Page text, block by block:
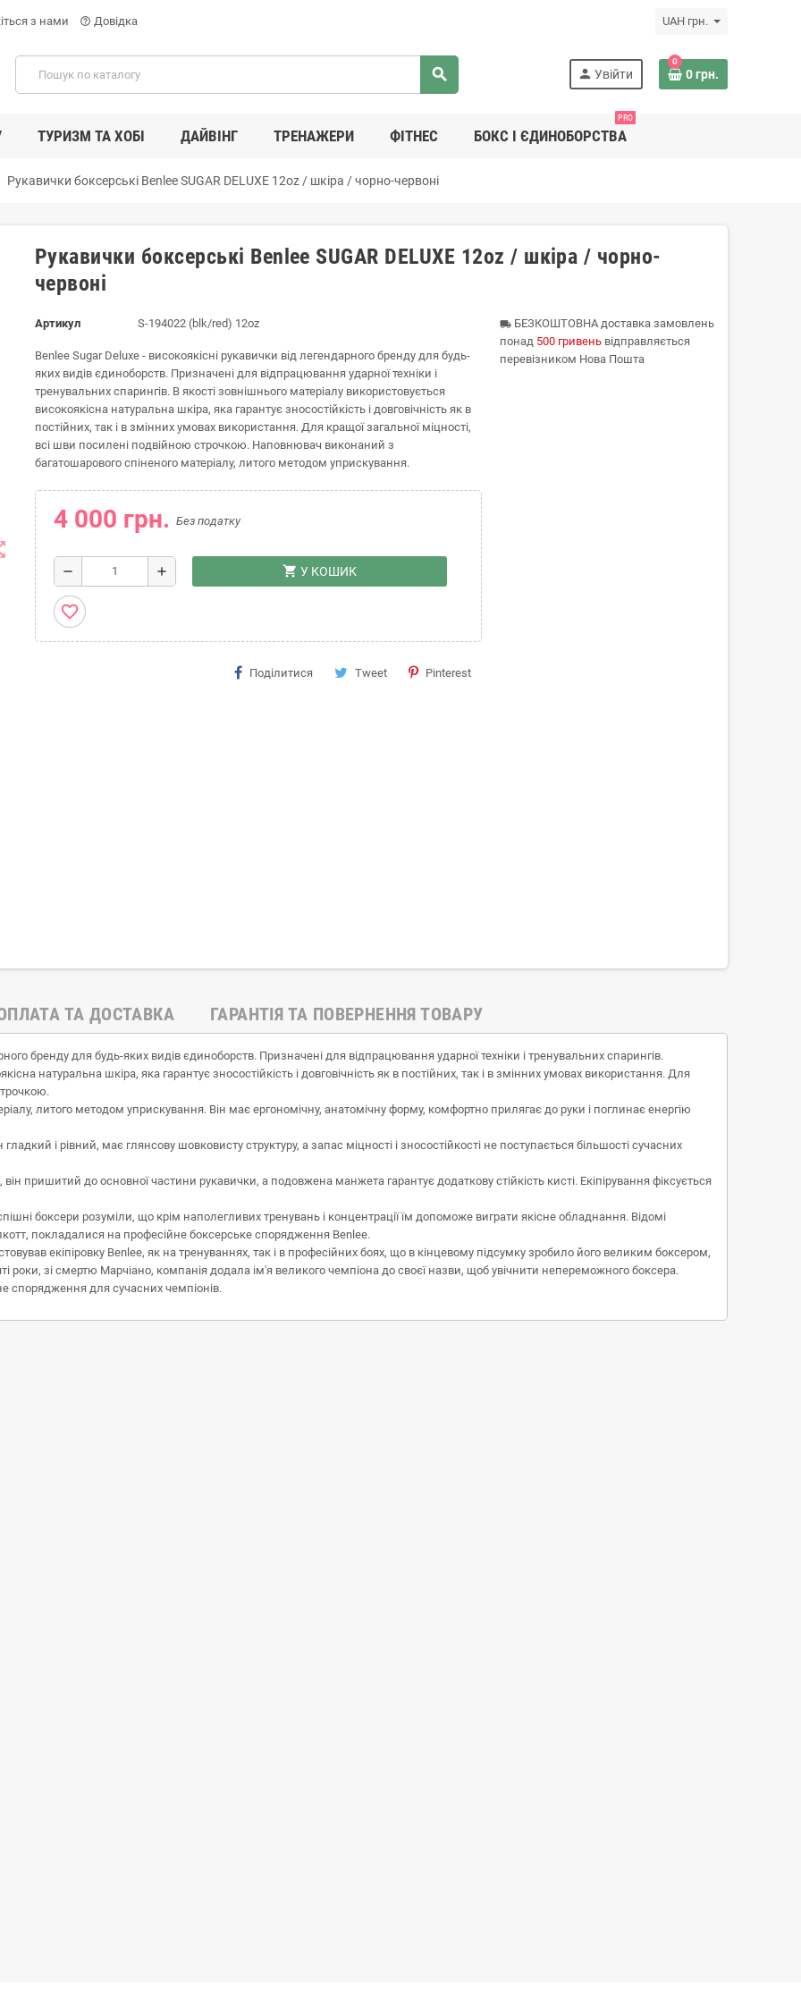
з нами help_outline Довідка UAH грн.
search person Увійти
0
0 грн.
ТУРИЗМ ТА ХОБІ ДАЙВІНГ ТРЕНАЖЕРИ ФІТНЕС БОКС І ЄДИНОБОРСТВА
PRO
Рукавички боксерські Benlee SUGAR DELUXE 12oz / шкіра / чорно-червоні
Рукавички боксерські Benlee SUGAR DELUXE 12oz / шкіра / чорно-
червоні
Артикул S-194022 (blk/red) 12oz
Benlee Sugar Deluxe - високоякісні рукавички від легендарного бренду для будь-
яких видів єдиноборств. Призначені для відпрацювання ударної техніки і
тренувальних спарингів. В якості зовнішнього матеріалу використовується
високоякісна натуральна шкіра, яка гарантує зносостійкість і довговічність як в
постійних, так і в змінних умовах використання. Для кращої загальної міцності,
всі шви посилені подвійною строчкою. Наповнювач виконаний з
багатошарового спіненого матеріалу, литого методом уприскування.
4 000 грн. Без податку
remove add shopping_cart У КОШИК
favorite_border
Поділитися Tweet Pinterest
local_shippingБЕЗКОШТОВНА доставка замовлень
понад 500 гривеньвідправляється
перевізником Нова Пошта
ТА ДОСТАВКА ГАРАНТІЯ ТА ПОВЕРНЕННЯ ТОВАРУ
бренду для будь-яких видів єдиноборств. Призначені для відпрацювання ударної техніки і тренувальних спарингів.
натуральна шкіра, яка гарантує зносостійкість і довговічність як в постійних, так і в змінних умовах використання. Для
литого методом уприскування. Він має ергономічну, анатомічну форму, комфортно прилягає до руки і поглинає енергію
і рівний, має глянсову шовковисту структуру, а запас міцності і зносостійкості не поступається більшості сучасних
пришитий до основної частини рукавички, а подовжена манжета гарантує додаткову стійкість кисті. Екіпірування фіксується
боксери розуміли, що крім наполегливих тренувань і концентрації їм допоможе виграти якісне обладнання. Відомі
покладалися на професійне боксерське спорядження Benlee.
екіпіровку Benlee, як на тренуваннях, так і в професійних боях, що в кінцевому підсумку зробило його великим боксером,
роки, зі смертю Марчіано, компанія додала ім'я великого чемпіона до своєї назви, щоб увічнити непереможного боксера.
спорядження для сучасних чемпіонів.